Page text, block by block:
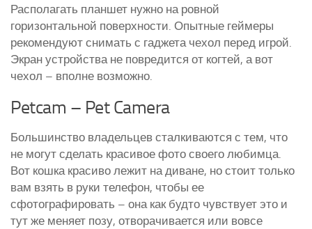
Располагать планшет нужно на ровной
горизонтальной поверхности. Опытные геймеры
рекомендуют снимать с гаджета чехол перед игрой.
Экран устройства не повредится от когтей, а вот
чехол – вполне возможно.
Petcam – Pet Camera
Большинство владельцев сталкиваются с тем, что
не могут сделать красивое фото своего любимца.
Вот кошка красиво лежит на диване, но стоит только
вам взять в руки телефон, чтобы ее
сфотографировать – она как будто чувствует это и
тут же меняет позу, отворачивается или вовсе